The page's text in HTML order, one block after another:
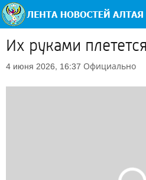
Их руками
4 июня 2026, 16:37 Официально